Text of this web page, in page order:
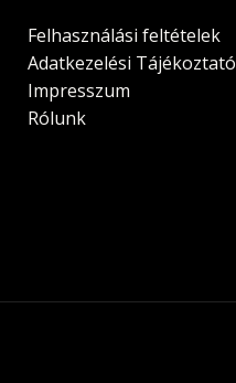
Felhasználási feltételek
Adatkezelési Tájékoztató
Impresszum
Rólunk